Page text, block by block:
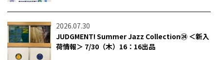
2026.07.30
JUDGMENT! Summer Jazz Collection㉔ ＜新入
荷情報＞ 7/30（木）16：16出品